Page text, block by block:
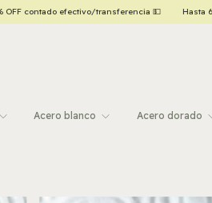
SIN INTERÉS con tarjetas de crédito 💳
Acero blanco Acero dorado